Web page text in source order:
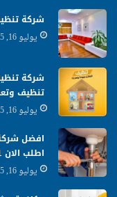
شركة
يوليو 16, 2025
تنظيف
يوليو 16, 2025
اطلب الان 0556501701‬‏ – تقارير معتمدة
يوليو 16, 2025